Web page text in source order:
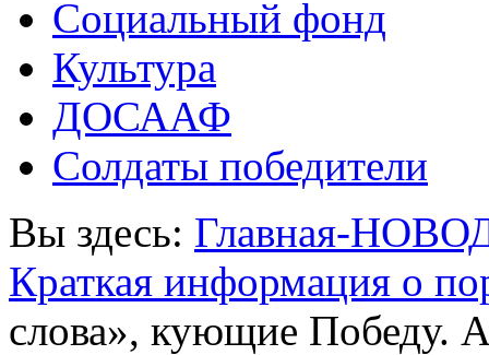
Социальный фонд
Культура
ДОСААФ
Солдаты победители
Вы здесь: Главная-
Краткая информация о
слова», кующие Победу.